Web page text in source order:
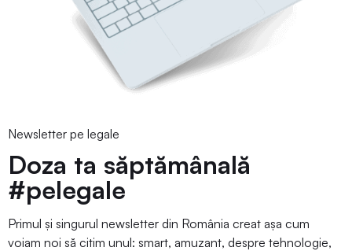
Newsletter pe legale
Doza ta săptămânală
#pelegale
Primul și singurul newsletter din România creat așa cum
voiam noi să citim unul: smart, amuzant, despre tehnologie,